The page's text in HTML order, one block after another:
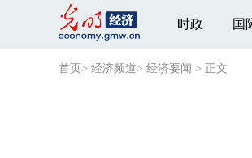
时政 国
首页 > 经济频道> 经济要闻 > 正文